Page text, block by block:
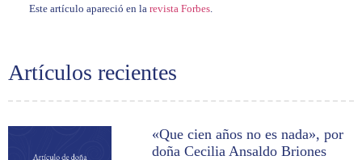
Artículos recientes
«Que cien años no es nada», por
doña Cecilia Ansaldo Briones
Este artículo apareció en la revista Forbes.